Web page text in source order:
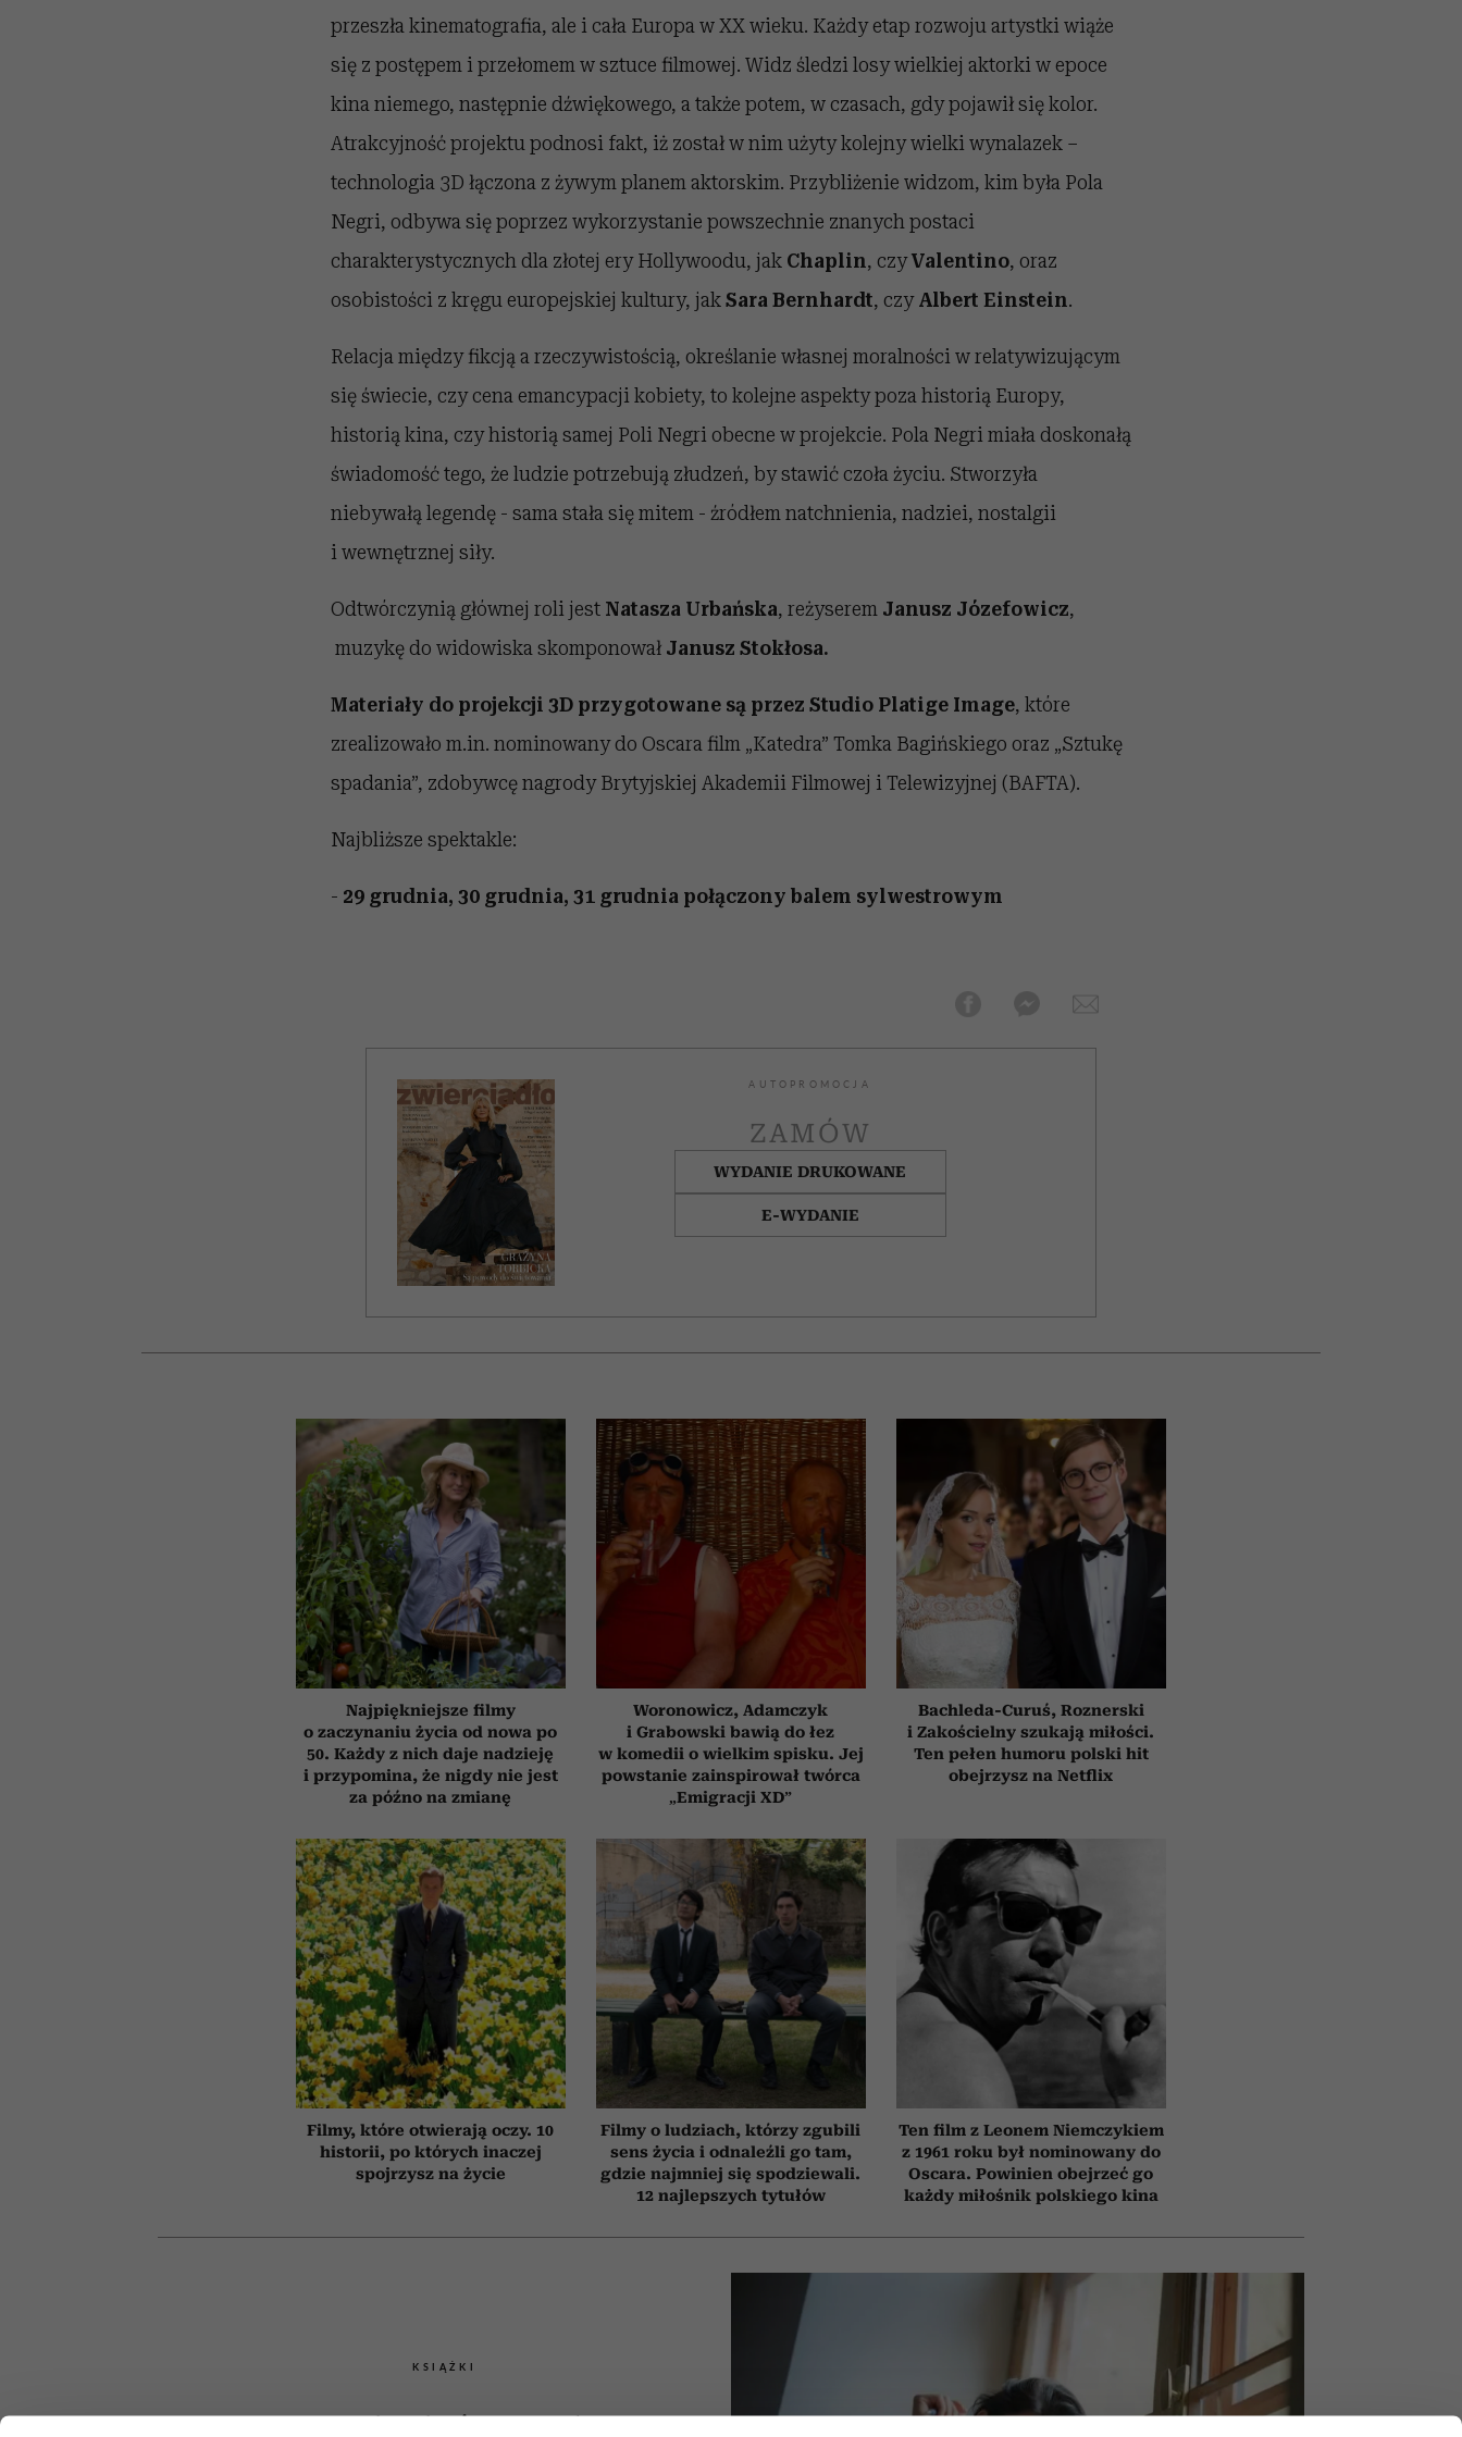
przeszła kinematografia, ale i cała Europa w XX wieku. Każdy etap rozwoju artystki wiąże
się z postępem i przełomem w sztuce filmowej. Widz śledzi losy wielkiej aktorki w epoce
kina niemego, następnie dźwiękowego, a także potem, w czasach, gdy pojawił się kolor.
Atrakcyjność projektu podnosi fakt, iż został w nim użyty kolejny wielki wynalazek –
technologia 3D łączona z żywym planem aktorskim. Przybliżenie widzom, kim była Pola
Negri, odbywa się poprzez wykorzystanie powszechnie znanych postaci
charakterystycznych dla złotej ery Hollywoodu, jak Chaplin, czyValentino, oraz
osobistości z kręgu europejskiej kultury, jakSara Bernhardt, czyAlbert Einstein.
Relacja między fikcją a rzeczywistością, określanie własnej moralności w relatywizującym
się świecie, czy cena emancypacji kobiety, to kolejne aspekty poza historią Europy,
historią kina, czy historią samej Poli Negri obecne w projekcie. Pola Negri miała doskonałą
świadomość tego, że ludzie potrzebują złudzeń, by stawić czoła życiu. Stworzyła
niebywałą legendę - sama stała się mitem - źródłem natchnienia, nadziei, nostalgii
i wewnętrznej siły.
Odtwórczynią głównej roli jest Natasza Urbańska, reżyserem Janusz Józefowicz,
muzykę do widowiska skomponowałJanusz Stokłosa.
Materiały do projekcji 3D przygotowane są przez Studio Platige Image, które
zrealizowało m.in. nominowany do Oscara film „Katedra” Tomka Bagińskiego oraz „Sztukę
spadania”, zdobywcę nagrody Brytyjskiej Akademii Filmowej i Telewizyjnej (BAFTA).
Najbliższe spektakle:
- 29 grudnia, 30 grudnia, 31 grudnia połączony balem sylwestrowym
AUTOPROMOCJA
ZAMÓW
WYDANIE DRUKOWANE
E-WYDANIE
Najpiękniejsze filmy
o zaczynaniu życia od nowa po
50. Każdy z nich daje nadzieję
i przypomina, że nigdy nie jest
za późno na zmianę
Woronowicz, Adamczyk
i Grabowski bawią do łez
w komedii o wielkim spisku. Jej
powstanie zainspirował twórca
„Emigracji XD”
Bachleda-Curuś, Roznerski
i Zakościelny szukają miłości.
Ten pełen humoru polski hit
obejrzysz na Netflix
Filmy, które otwierają oczy. 10
historii, po których inaczej
spojrzysz na życie
Filmy o ludziach, którzy zgubili
sens życia i odnaleźli go tam,
gdzie najmniej się spodziewali.
12 najlepszych tytułów
Ten film z Leonem Niemczykiem
z 1961 roku był nominowany do
Oscara. Powinien obejrzeć go
każdy miłośnik polskiego kina
KSIĄŻKI